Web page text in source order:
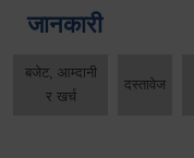
जानकारी
बजेट, आम्दानी
र खर्च
दस्तावेज